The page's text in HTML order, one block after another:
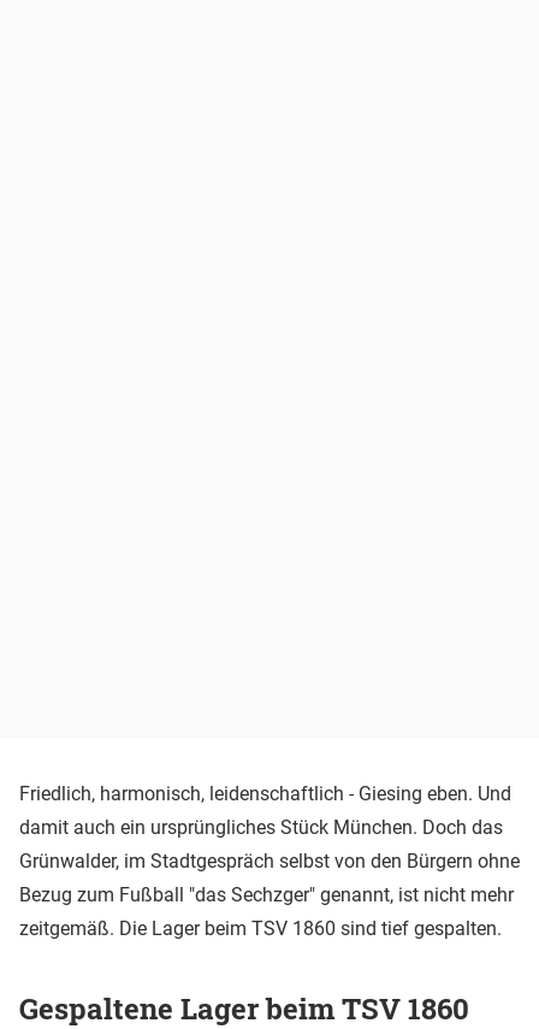
Friedlich, harmonisch, leidenschaftlich - Giesing eben. Und
damit auch ein ursprüngliches Stück München. Doch das
Grünwalder, im Stadtgespräch selbst von den Bürgern ohne
Bezug zum Fußball "das Sechzger" genannt, ist nicht mehr
zeitgemäß. Die Lager beim TSV 1860 sind tief gespalten.
Gespaltene Lager beim TSV 1860